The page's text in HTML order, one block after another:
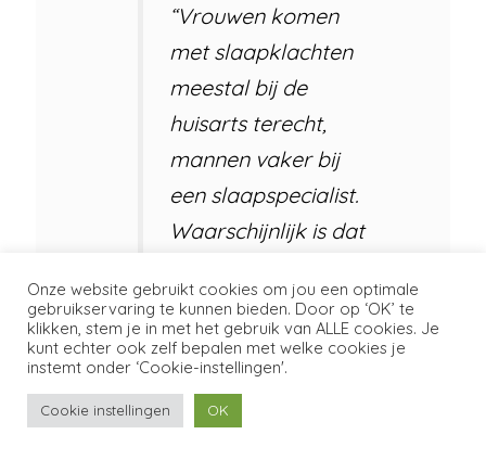
“Vrouwen komen
met slaapklachten
meestal bij de
huisarts terecht,
mannen vaker bij
een slaapspecialist.
Waarschijnlijk is dat
klacht van vrouwen
meestal extreme
vermoeidheid is.
Daar kan een
Onze website gebruikt cookies om jou een optimale
gebruikservaring te kunnen bieden. Door op ‘OK’ te
klikken, stem je in met het gebruik van ALLE cookies. Je
kunt echter ook zelf bepalen met welke cookies je
instemt onder ‘Cookie-instellingen'.
Cookie instellingen OK